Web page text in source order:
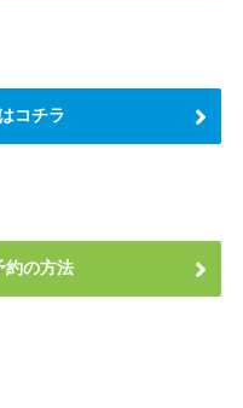
コチラ
約の方法